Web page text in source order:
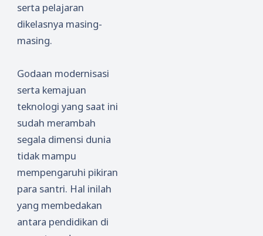
serta pelajaran
dikelasnya masing-
masing.
Godaan modernisasi
serta kemajuan
teknologi yang saat ini
sudah merambah
segala dimensi dunia
tidak mampu
mempengaruhi pikiran
para santri. Hal inilah
yang membedakan
antara pendidikan di